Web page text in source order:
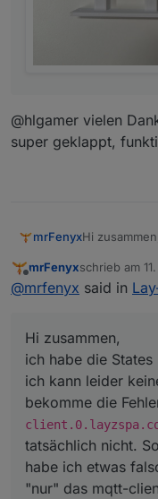
@hlgamer vielen
super geklappt,
mrFenyxHi
ich kann
bekomme
erstellen
benutze
Adapter
haben, oder?
Danke!
Offline
mrFenyxschrieb am
zuletzt
@mrfenyx said in
Hi zusammen,
ich habe die
ich kann leider
bekomme die
tatsächlich nicht.
habe ich etwas
"nur" das mqtt-